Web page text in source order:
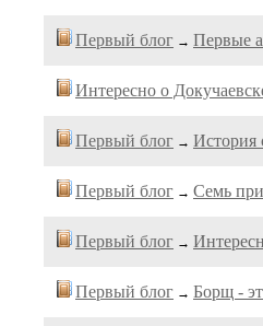
Первый блог → Первые
Интересно о
Первый блог → История
Первый блог → Семь
Первый блог →
Первый блог → Борщ -